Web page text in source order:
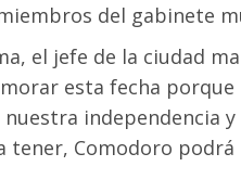
del gabinete
el jefe de la ciudad
esta fecha porque
nuestra independencia
tener, Comodoro